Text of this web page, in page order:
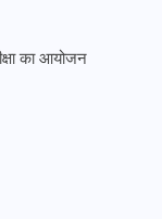
का आयोजन